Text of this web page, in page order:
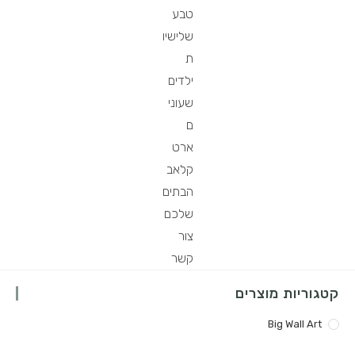
טבע
שלישיו
ת
ילדים
שעוני
ם
ארט
קלאב
הבתים
שלכם
צור
קשר
קטגוריות מוצרים
Big Wall Art